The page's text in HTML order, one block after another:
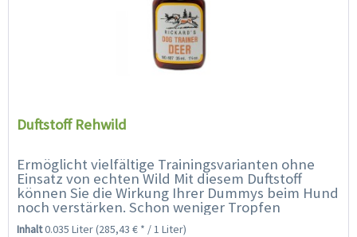
Duftstoff Rehwild
Ermöglicht vielfältige Trainingsvarianten ohne
Einsatz von echten Wild Mit diesem Duftstoff
können Sie die Wirkung Ihrer Dummys beim Hund
noch verstärken. Schon weniger Tropfen
genügen, um den Dummy einen...
Inhalt0.035 Liter(285,43 € * / 1 Liter)